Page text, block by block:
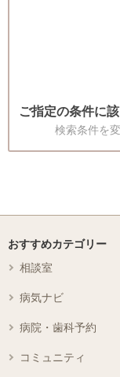
ご指定の条件に
検索条件を
おすすめカテゴリー
相談室
病気ナビ
病院・歯科予約
コミュニティ